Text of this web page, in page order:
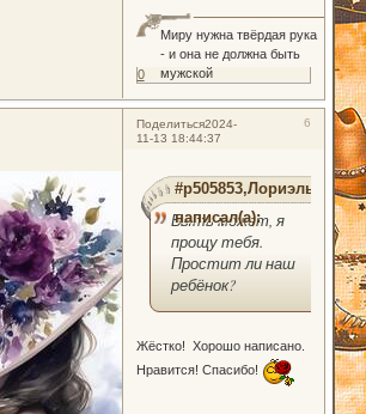
Миру нужна твёрдая рука
- и она не должна быть
мужской
0
Поделиться 6
2024-
11-13 18:44:37
#p505853,Лориэль
написал(а):
Быть может, я
прощу тебя.
Простит ли наш
ребёнок?
Жёстко! Хорошо написано.
Нравится! Спасибо!